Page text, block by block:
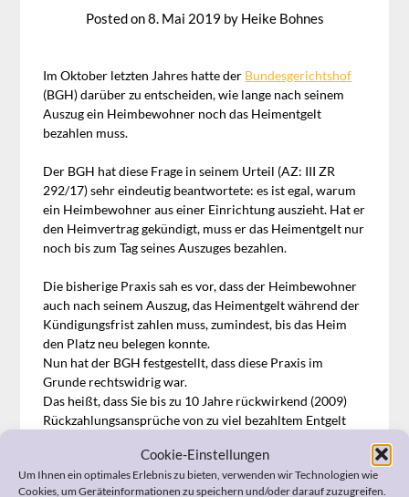
Cookie-Einstellungen
Um Ihnen ein optimales Erlebnis zu bieten, verwenden wir Technologien wie
Cookies, um Geräteinformationen zu speichern und/oder darauf zuzugreifen.
Posted on8. Mai 2019 by Heike Bohnes
Im Oktober letzten Jahres hatte der Bundesgerichtshof
(BGH) darüber zu entscheiden, wie lange nach seinem
Auszug ein Heimbewohner noch das Heimentgelt
bezahlen muss.
Der BGH hat diese Frage in seinem Urteil (AZ: III ZR
292/17) sehr eindeutig beantwortete: es ist egal, warum
ein Heimbewohner aus einer Einrichtung auszieht. Hat er
den Heimvertrag gekündigt, muss er das Heimentgelt nur
noch bis zum Tag seines Auszuges bezahlen.
Die bisherige Praxis sah es vor, dass der Heimbewohner
auch nach seinem Auszug, das Heimentgelt während der
Kündigungsfrist zahlen muss, zumindest, bis das Heim
den Platz neu belegen konnte.
Nun hat der BGH festgestellt, dass diese Praxis im
Grunde rechtswidrig war.
Das heißt, dass Sie bis zu 10 Jahre rückwirkend (2009)
Rückzahlungsansprüche von zu viel bezahltem Entgelt
die gesetzliche Verjährungsfrist von drei Jahren (
BGB) erst am 01.01.2019 begonnen hat, da Ansprüche